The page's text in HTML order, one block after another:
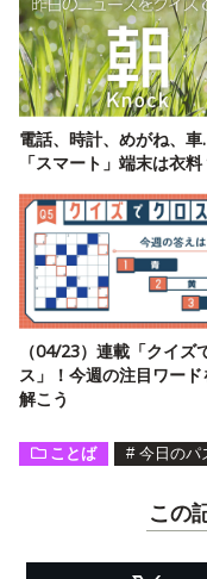
電話、時計、めがね、
「スマート」端末は衣料
（04/23）連載「クイズ
ス」！今週の注目ワー
解こう
ことば # 今日のパ
この